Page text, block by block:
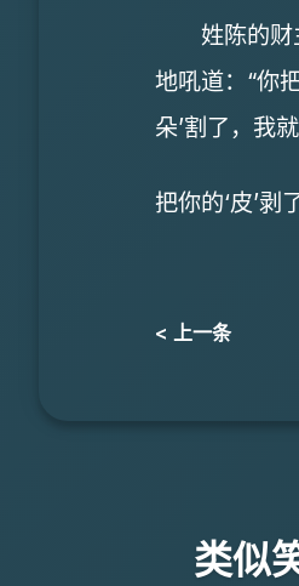
姓陈的财
地吼道：“你
朵’割了，我
把你的‘皮’剥
< 上一条
类似